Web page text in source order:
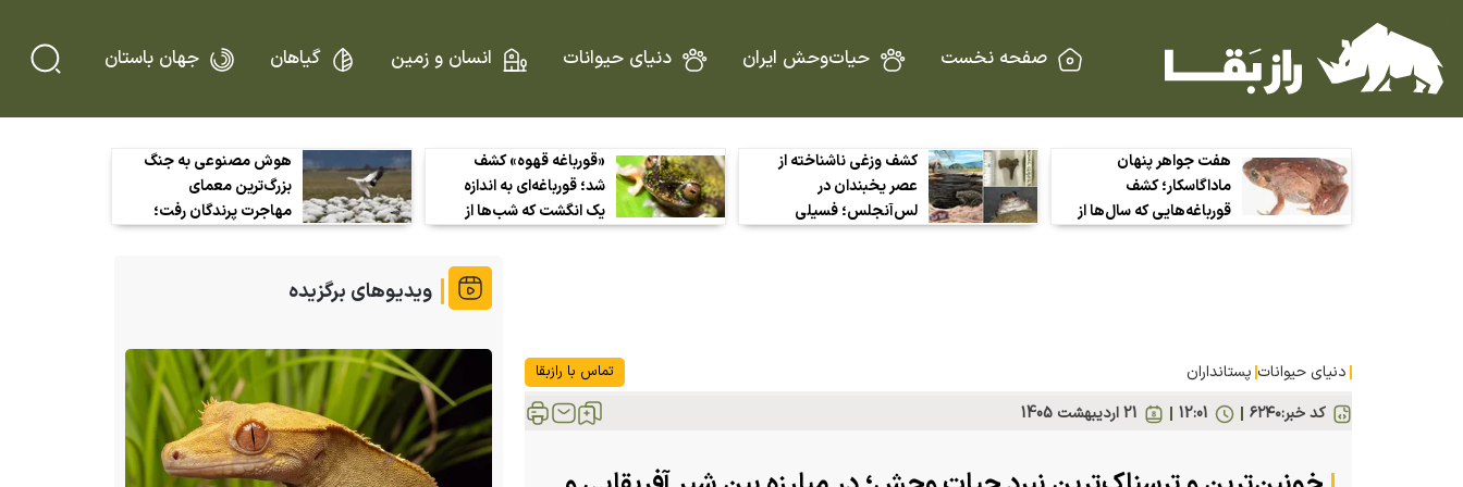
صفحه نخست حیات‌وحش ایران دنیای حیوانات انسان و زمین گیاهان جهان باستان
هفت جواهر پنهان
ماداگاسکار؛ کشف
قورباغه‌هایی که سال‌ها از
کشف وزغی ناشناخته از
عصر یخبندان در
لس‌آنجلس؛ فسیلی
«قورباغه قهوه» کشف
شد؛ قورباغه‌ای به اندازه
یک انگشت که شب‌ها از
هوش مصنوعی به جنگ
بزرگ‌ترین معمای
مهاجرت پرندگان رفت؛
دنیای حیوانات پستانداران تماس با رازبقا
کد خبر:۶۲۴۰ 21 ارديبهشت 1405 12:01
ویدیوهای برگزیده